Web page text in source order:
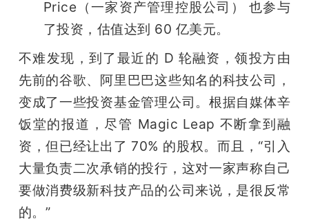
Price（一家资产管理控股公司） 也参与
了投资，估值达到 60 亿美元。
不难发现，到了最近的 D 轮融资，领投方由
先前的谷歌、阿里巴巴这些知名的科技公司，
变成了一些投资基金管理公司。根据自媒体辛
饭堂的报道，尽管 Magic Leap 不断拿到融
资，但已经让出了 70% 的股权。而且，“引入
大量负责二次承销的投行，这对一家声称自己
要做消费级新科技产品的公司来说，是很反常
的。”